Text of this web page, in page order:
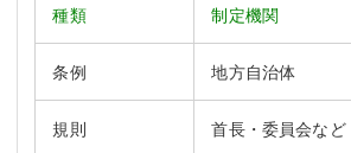
調査・書面作成
債務整理
マスコミ取材・実績
債務整理
マスコミ取材・実績
アクセス
種類 制定機関
条例 地方自治体
規則 首長・委員会など